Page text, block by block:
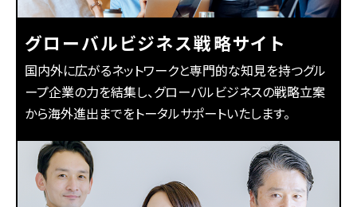
グローバルビジネス戦略サイト
国内外に広がるネットワークと専門的な知見を持つグル
ープ企業の力を結集し、グローバルビジネスの戦略立案
から海外進出までをトータルサポートいたします。